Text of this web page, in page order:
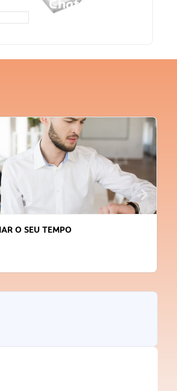
Prompts ChatGPT
O SEU TEMPO